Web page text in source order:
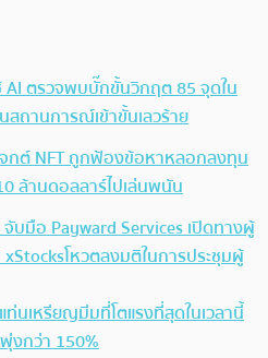
ตรวจพบบั๊กขั้นวิกฤต 85 จุดใน
สถานการณ์เข้าขั้นเลวร้าย
กต์ NFT ถูกฟ้องข้อหาหลอกลงทุน
ล้านดอลลาร์ไปเล่นพนัน
บมือ Payward Services เปิดทางผู้
โหวตลงมติในการประชุมผู้
ท่นเหรียญมีมที่โตแรงที่สุดในเวลานี้
งกว่า 150%